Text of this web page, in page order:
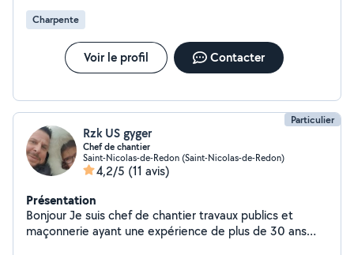
Charpente
Voir le profil Contacter
Particulier
Rzk US gyger
Chef de chantier
Saint-Nicolas-de-Redon (Saint-Nicolas-de-Redon)
4,2/5 (11 avis)
Présentation
Bonjour Je suis chef de chantier travaux publics et
maçonnerie ayant une expérience de plus de 30 ans